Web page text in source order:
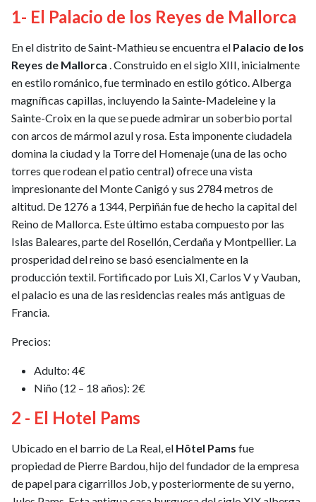
1- El Palacio de los Reyes de Mallorca
En el distrito de Saint-Mathieu se encuentra el Palacio de los
Reyes de Mallorca . Construido en el siglo XIII, inicialmente
en estilo románico, fue terminado en estilo gótico. Alberga
magníficas capillas, incluyendo la Sainte-Madeleine y la
Sainte-Croix en la que se puede admirar un soberbio portal
con arcos de mármol azul y rosa. Esta imponente ciudadela
domina la ciudad y la Torre del Homenaje (una de las ocho
torres que rodean el patio central) ofrece una vista
impresionante del Monte Canigó y sus 2784 metros de
altitud. De 1276 a 1344, Perpiñán fue de hecho la capital del
Reino de Mallorca. Este último estaba compuesto por las
Islas Baleares, parte del Rosellón, Cerdaña y Montpellier. La
prosperidad del reino se basó esencialmente en la
producción textil. Fortificado por Luis XI, Carlos V y Vauban,
el palacio es una de las residencias reales más antiguas de
Francia.
Precios:
Adulto: 4€
Niño (12 – 18 años): 2€
2 - El Hotel Pams
Ubicado en el barrio de La Real, el Hôtel Pams fue
propiedad de Pierre Bardou, hijo del fundador de la empresa
de papel para cigarrillos Job, y posteriormente de su yerno,